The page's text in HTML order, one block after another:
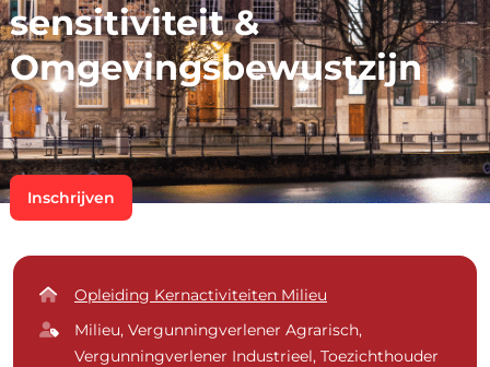
sensitiviteit &
Omgevingsbewustzijn
Inschrijven
Opleiding Kernactiviteiten Milieu
Milieu, Vergunningverlener Agrarisch,
Vergunningverlener Industrieel, Toezichthouder